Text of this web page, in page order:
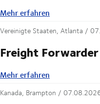
Mehr erfahren
Mehr erfahren
Vereinigte Staaten, Atlanta /
Freight
Mehr erfahren
Mehr erfahren
Kanada, Brampton /